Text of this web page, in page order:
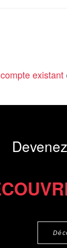
existant